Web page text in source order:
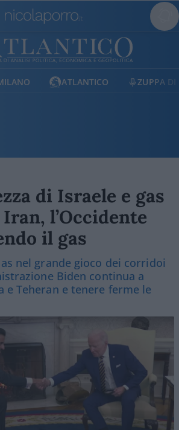
ZUPPA DI PORRO
di Israele e gas
l’Occidente
il gas
nel grande gioco dei corridoi
Biden continua a
e Teheran e tenere ferme le